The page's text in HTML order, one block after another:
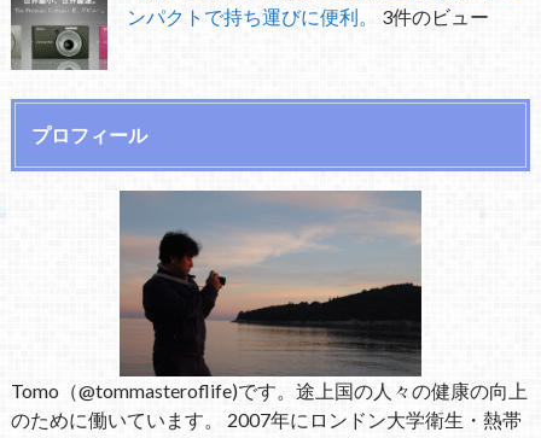
ンパクトで持ち運びに便利。
3件のビュー
プロフィール
Tomo（@tommasteroflife)です。途上国の人々の健康の向上
のために働いています。 2007年にロンドン大学衛生・熱帯